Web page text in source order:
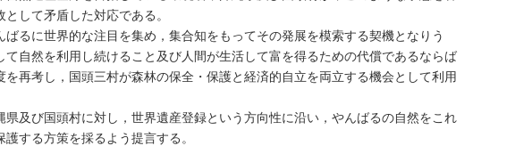
して矛盾した対応である。
るに世界的な注目を集め，集合知をもってその発展を模索する契機となりう
て自然を利用し続けること及び人間が生活して富を得るための代償であるならば
を再考し，国頭三村が森林の保全・保護と経済的自立を両立する機会として利用
及び国頭村に対し，世界遺産登録という方向性に沿い，やんばるの自然をこれ
する方策を採るよう提言する。